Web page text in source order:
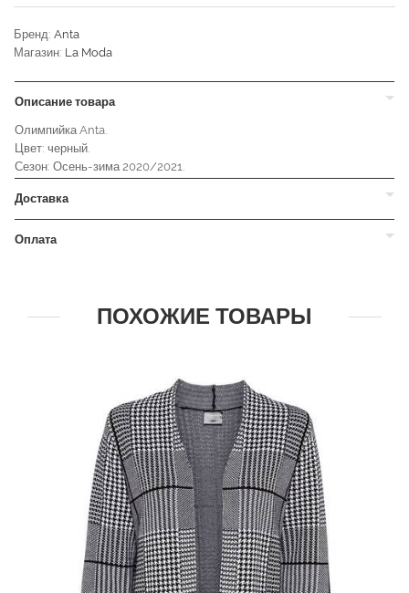
Бренд: Anta
Магазин: La Moda
Описание товара
Олимпийка Anta.
Цвет: черный.
Сезон: Осень-зима 2020/2021.
Доставка
Оплата
ПОХОЖИЕ ТОВАРЫ